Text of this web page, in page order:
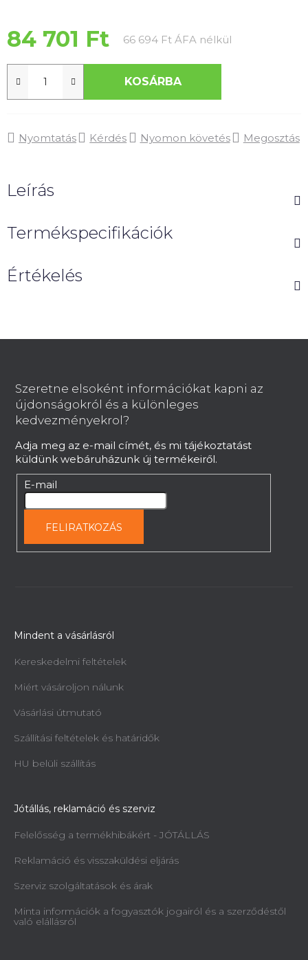
84 701 Ft 66 694 Ft ÁFA nélkül
KOSÁRBA
Nyomtatás Kérdés Nyomon követés Megosztás
Leírás
Termékspecifikációk
Értékelés
Szeretne elsoként információkat kapni az
újdonságokról és a különleges
kedvezményekrol?
Adja meg az e-mail címét, és mi tájékoztatást
küldünk webáruházunk új termékeiről.
E-mail
FELIRATKOZÁS
Mindent a vásárlásról
Kereskedelmi feltételek
Miért vásároljon nálunk
Vásárlási útmutató
Szállítási feltételek és határidők
HU belüli szállítás
Jótállás, reklamáció és szerviz
Felelősség a termékhibákért - JÓTÁLLÁS
Reklamáció és visszaküldési eljárás
Szerviz szolgáltatások és árak
Minta információk a fogyasztók jogairól és a szerződéstől
való elállásról